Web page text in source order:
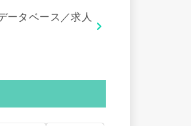
ータベース／求人